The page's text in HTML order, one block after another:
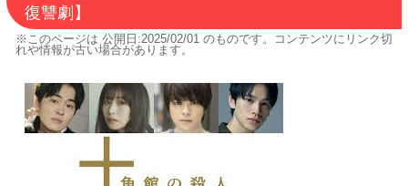
復讐劇】
※このページは 公開日:2025/02/01 のものです。コンテンツにリンク切
れや情報が古い場合があります。